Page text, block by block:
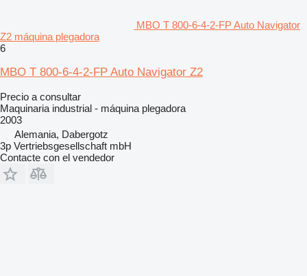
MBO T 800-6-4-2-FP Auto Navigator
Z2 máquina plegadora
6
MBO T 800-6-4-2-FP Auto Navigator Z2
Precio a consultar
Maquinaria industrial - máquina plegadora
2003
Alemania, Dabergotz
3p Vertriebsgesellschaft mbH
Contacte con el vendedor